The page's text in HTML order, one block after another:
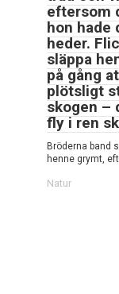
eftersom
hon hade
heder.
släppa
på gång
plötsligt
skogen –
fly i ren
Bröderna band
henne grymt,
Natur